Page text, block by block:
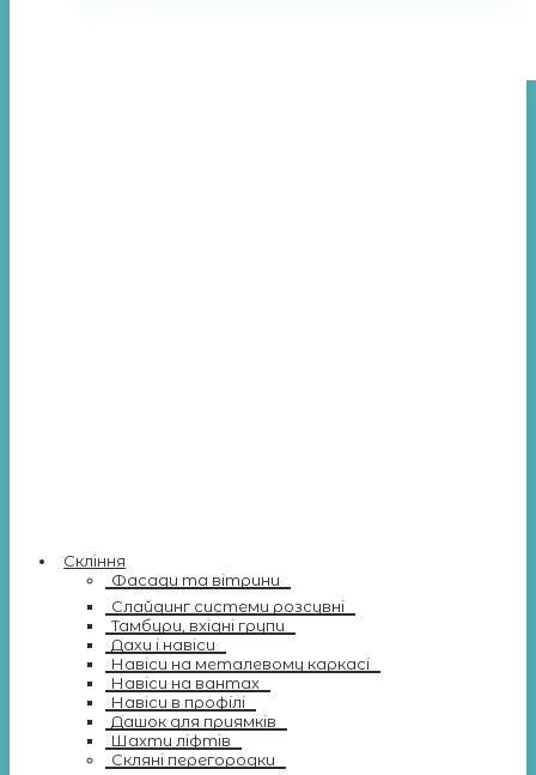
Скління
Фасади та вітрини
Слайдинг системи розсувні
Тамбури, вхідні групи
Дахи і навіси
Навіси на металевому каркасі
Навіси на вантах
Навіси в профілі
Дашок для приямків
Шахти ліфтів
Скляні перегородки